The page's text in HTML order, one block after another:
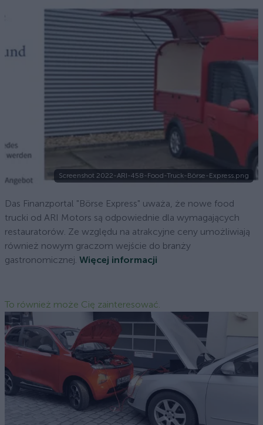
Screenshot 2022-ARI-458-Food-Truck-Börse-Express.png
Das Finanzportal "Börse Express" uważa, że nowe food
trucki od ARI Motors są odpowiednie dla wymagających
restauratorów. Ze względu na atrakcyjne ceny umożliwiają
również nowym graczom wejście do branży
gastronomicznej. Więcej informacji
To również może Cię zainteresować.